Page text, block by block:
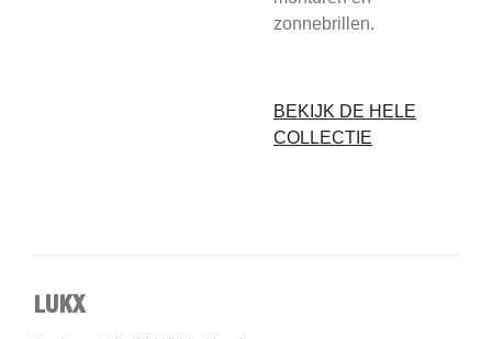
zonnebrillen.
BEKIJK DE HELE
COLLECTIE
LUKX